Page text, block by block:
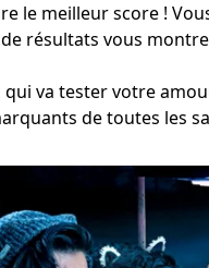
le meilleur score !
résultats vous
va tester votre
de toutes les